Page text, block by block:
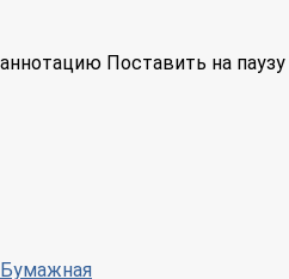
аннотацию Поставить на паузу
Бумажная